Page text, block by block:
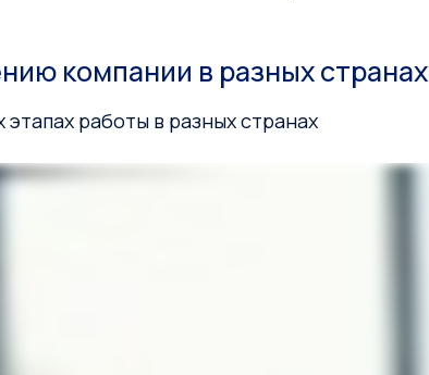
компании в разных странах
работы в разных странах